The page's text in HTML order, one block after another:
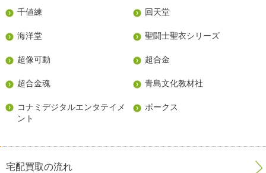
千値練 回天堂
海洋堂 聖闘士聖衣シリーズ
超像可動 超合金
超合金魂 青島文化教材社
コナミデジタルエンタテイメ
ント
ボークス
宅配買取の流れ